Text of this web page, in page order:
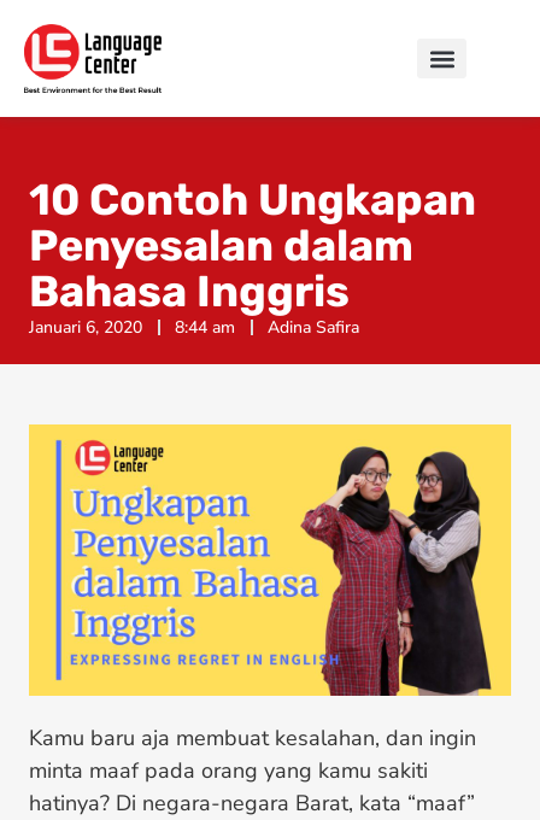
10 Contoh Ungkapan
Penyesalan dalam
Bahasa Inggris
Januari 6, 2020 8:44 am Adina Safira
Kamu baru aja membuat kesalahan, dan ingin
minta maaf pada orang yang kamu sakiti
hatinya? Di negara-negara Barat, kata “maaf”